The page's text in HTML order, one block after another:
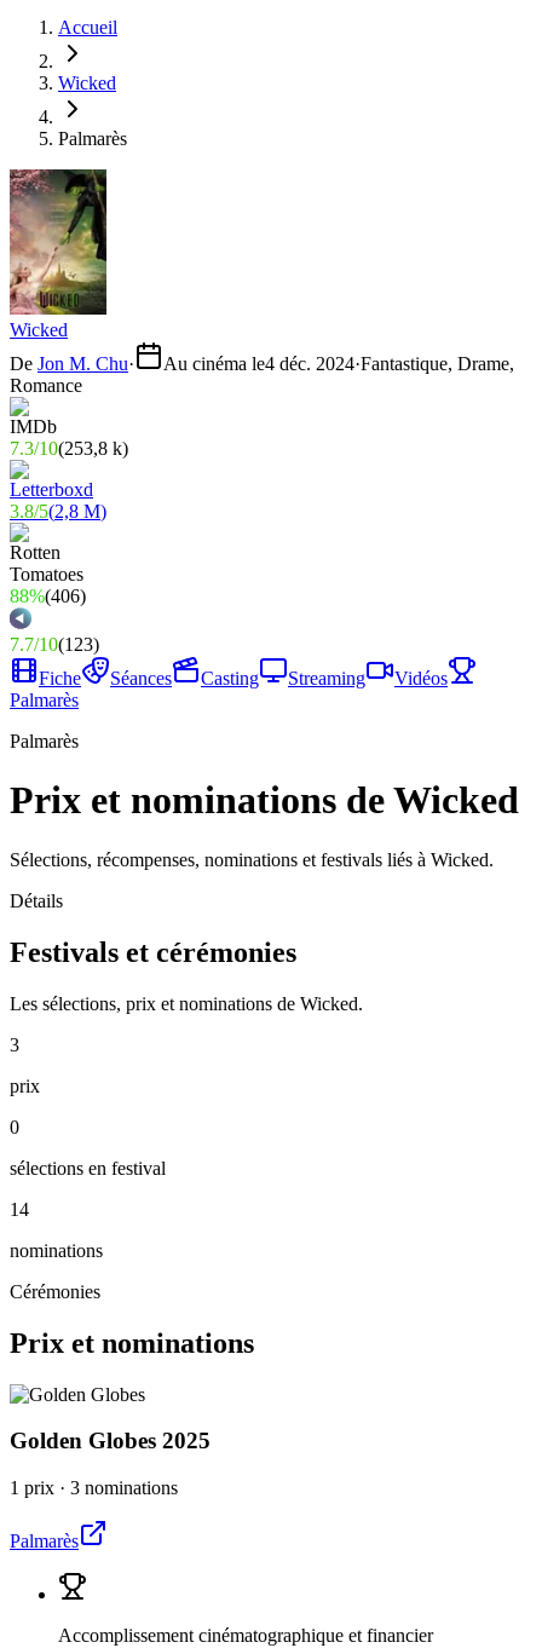
Accueil
Wicked
Palmarès
Wicked
De Jon M. Chu· Au cinéma le4 déc. 2024·Fantastique, Drame,
Romance
7.3/10(253,8 k)
3.8/5(2,8 M)
88%(406)
7.7/10(123)
Fiche
Séances Casting Streaming
Vidéos
Palmarès
Palmarès
Prix et nominations de Wicked
Sélections, récompenses, nominations et festivals liés à Wicked.
Détails
Festivals et cérémonies
Les sélections, prix et nominations de Wicked.
3
prix
0
sélections en festival
14
nominations
Cérémonies
Prix et nominations
Golden Globes 2025
1 prix · 3 nominations
Palmarès
Accomplissement cinématographique et financier